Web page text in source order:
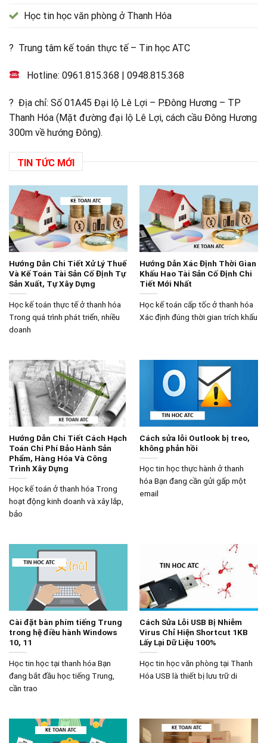
Học tin học văn phòng ở Thanh Hóa
? Trung tâm kế toán thực tế – Tin học ATC
Hotline:0961.815.368 |0948.815.368
? Địa chỉ: Số 01A45 Đại lộ Lê Lợi – P.Đông Hương – TP
Thanh Hóa (Mặt đường đại lộ Lê Lợi, cách cầu Đông Hương
300m về hướng Đông).
TIN TỨC MỚI
Hướng Dẫn Chi Tiết Xử Lý Thuế
Và Kế Toán Tài Sản Cố Định Tự
Sản Xuất, Tự Xây Dựng
Học kế toán thực tế ở thanh hóa
Trong quá trình phát triển, nhiều
doanh
Hướng Dẫn Xác Định Thời Gian
Khấu Hao Tài Sản Cố Định Chi
Tiết Mới Nhất
Học kế toán cấp tốc ở thanh hóa
Xác định đúng thời gian trích khấu
Hướng Dẫn Chi Tiết Cách Hạch
Toán Chi Phí Bảo Hành Sản
Phẩm, Hàng Hóa Và Công
Trình Xây Dựng
Học kế toán ở thanh hóa Trong
hoạt động kinh doanh và xây lắp,
bảo
Cách sửa lỗi Outlook bị treo,
không phản hồi
Học tin học thực hành ở thanh
hóa Bạn đang cần gửi gấp một
email
Cài đặt bàn phím tiếng Trung
trong hệ điều hành Windows
10, 11
Học tin học tại thanh hóa Bạn
đang bắt đầu học tiếng Trung,
cần trao
Cách Sửa Lỗi USB Bị Nhiễm
Virus Chỉ Hiện Shortcut 1KB
Lấy Lại Dữ Liệu 100%
Học tin học văn phòng tại Thanh
Hóa USB là thiết bị lưu trữ di